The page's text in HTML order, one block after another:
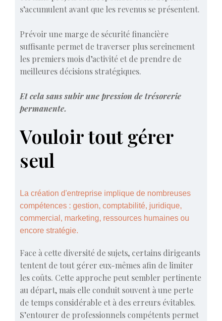
s’accumulent avant que les revenus se présentent.
Prévoir une marge de sécurité financière
suffisante permet de traverser plus sereinement
les premiers mois d’activité et de prendre de
meilleures décisions stratégiques.
Et cela sans subir une pression de trésorerie
permanente.
Vouloir tout gérer
seul
La création d'entreprise implique de nombreuses
compétences : gestion, comptabilité, juridique,
commercial, marketing, ressources humaines ou
encore stratégie.
Face à cette diversité de sujets, certains dirigeants
tentent de tout gérer eux-mêmes afin de limiter
les coûts. Cette approche peut sembler pertinente
au départ, mais elle conduit souvent à une perte
de temps considérable et à des erreurs évitables.
S’entourer de professionnels compétents permet